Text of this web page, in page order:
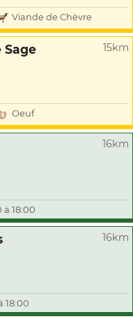
Viande de Chèvre
Sage 15km
Oeuf
16km
à 18:00
16km
18:00